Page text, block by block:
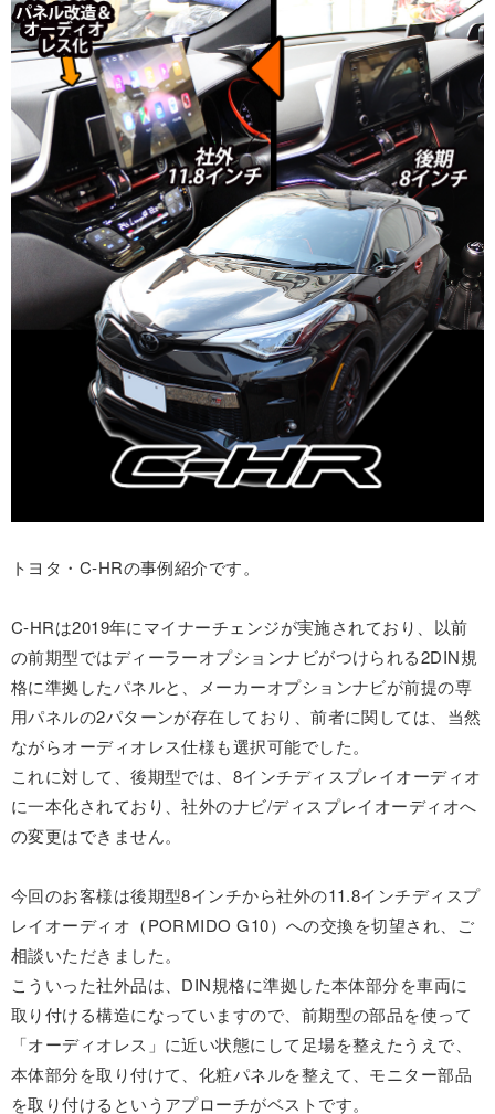
トヨタ・C-HRの事例紹介です。
C-HRは2019年にマイナーチェンジが実施されており、以前
の前期型ではディーラーオプションナビがつけられる2DIN規
格に準拠したパネルと、メーカーオプションナビが前提の専
用パネルの2パターンが存在しており、前者に関しては、当然
ながらオーディオレス仕様も選択可能でした。
これに対して、後期型では、8インチディスプレイオーディオ
に一本化されており、社外のナビ/ディスプレイオーディオへ
の変更はできません。
今回のお客様は後期型8インチから社外の11.8インチディスプ
レイオーディオ（PORMIDO G10）への交換を切望され、ご
相談いただきました。
こういった社外品は、DIN規格に準拠した本体部分を車両に
取り付ける構造になっていますので、前期型の部品を使って
「オーディオレス」に近い状態にして足場を整えたうえで、
本体部分を取り付けて、化粧パネルを整えて、モニター部品
を取り付けるというアプローチがベストです。